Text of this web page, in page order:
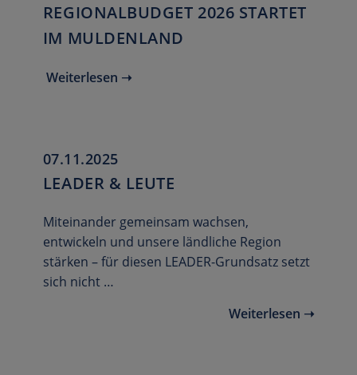
REGIONALBUDGET 2026 STARTET
IM MULDENLAND
Weiterlesen ➝
07.11.2025
LEADER & LEUTE
Miteinander gemeinsam wachsen,
entwickeln und unsere ländliche Region
stärken – für diesen LEADER-Grundsatz setzt
sich nicht …
Weiterlesen ➝